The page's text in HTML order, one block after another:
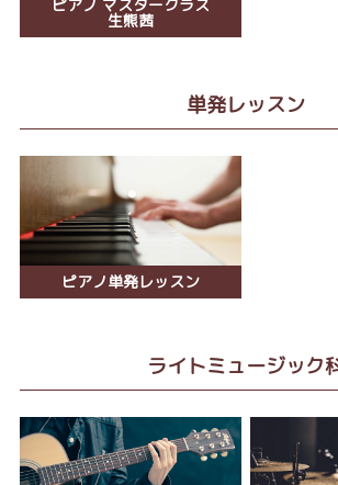
ピアノ マスタークラス
生熊茜
単発レッスン
ピアノ単発レッスン
ライトミュージック